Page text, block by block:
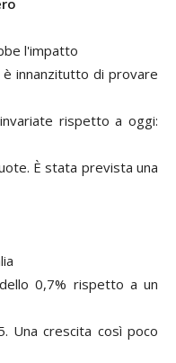
l'impatto
innanzitutto di provare
rispetto a oggi:
È stata prevista una
0,7% rispetto a un
Una crescita così poco